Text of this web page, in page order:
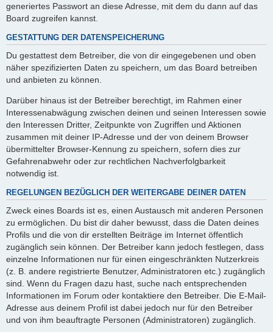
generiertes Passwort an diese Adresse, mit dem du dann auf das
Board zugreifen kannst.
GESTATTUNG DER DATENSPEICHERUNG
Du gestattest dem Betreiber, die von dir eingegebenen und oben
näher spezifizierten Daten zu speichern, um das Board betreiben
und anbieten zu können.
Darüber hinaus ist der Betreiber berechtigt, im Rahmen einer
Interessenabwägung zwischen deinen und seinen Interessen sowie
den Interessen Dritter, Zeitpunkte von Zugriffen und Aktionen
zusammen mit deiner IP-Adresse und der von deinem Browser
übermittelter Browser-Kennung zu speichern, sofern dies zur
Gefahrenabwehr oder zur rechtlichen Nachverfolgbarkeit
notwendig ist.
REGELUNGEN BEZÜGLICH DER WEITERGABE DEINER DATEN
Zweck eines Boards ist es, einen Austausch mit anderen Personen
zu ermöglichen. Du bist dir daher bewusst, dass die Daten deines
Profils und die von dir erstellten Beiträge im Internet öffentlich
zugänglich sein können. Der Betreiber kann jedoch festlegen, dass
einzelne Informationen nur für einen eingeschränkten Nutzerkreis
(z. B. andere registrierte Benutzer, Administratoren etc.) zugänglich
sind. Wenn du Fragen dazu hast, suche nach entsprechenden
Informationen im Forum oder kontaktiere den Betreiber. Die E-Mail-
Adresse aus deinem Profil ist dabei jedoch nur für den Betreiber
und von ihm beauftragte Personen (Administratoren) zugänglich.